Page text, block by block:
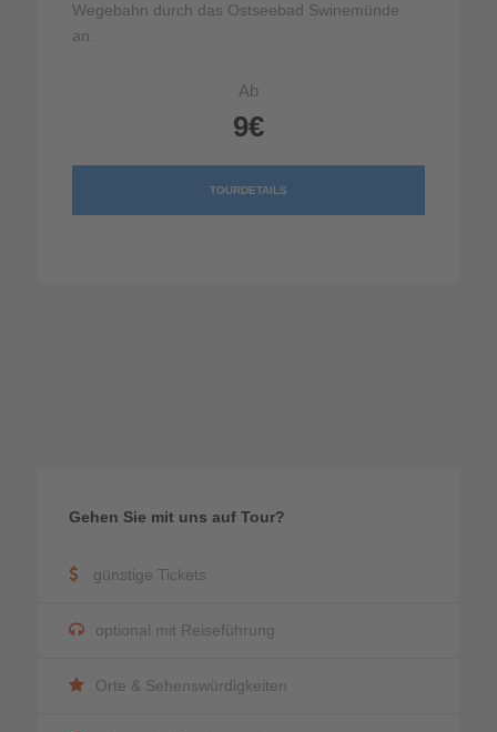
Wegebahn durch das Ostseebad Swinemünde
an.
Ab
9€
TOURDETAILS
Gehen Sie mit uns auf Tour?
günstige Tickets
optional mit Reiseführung
Orte & Sehenswürdigkeiten